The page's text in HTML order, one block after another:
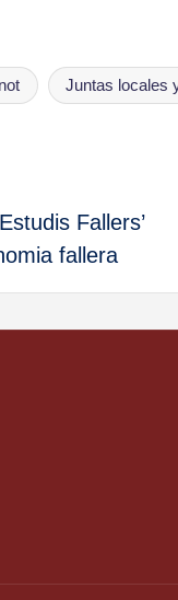
Juntas locales
Fallers’
fallera